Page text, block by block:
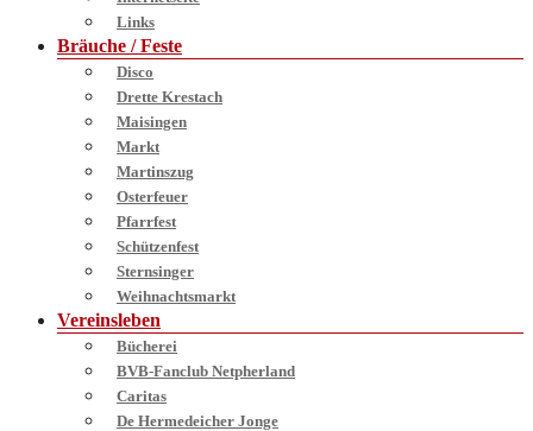
Links
Bräuche / Feste
Disco
Drette Krestach
Maisingen
Markt
Martinszug
Osterfeuer
Pfarrfest
Schützenfest
Sternsinger
Weihnachtsmarkt
Vereinsleben
Bücherei
BVB-Fanclub Netpherland
Caritas
De Hermedeicher Jonge